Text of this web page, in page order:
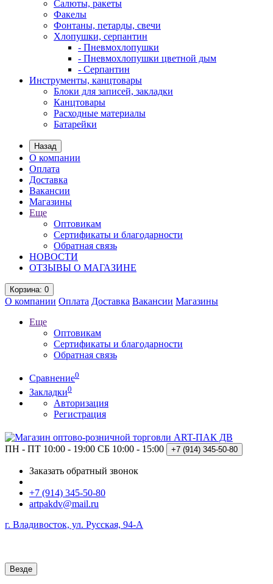
Салюты, ракеты
Факелы
Фонтаны, петарды, свечи
Хлопушки, серпантин
- Пневмохлопушки
- Пневмохлопушки цветной дым
- Серпантин
Инструменты, канцтовары
Блоки для записей, закладки
Канцтовары
Расходные материалы
Батарейки
Назад
О компании
Оплата
Доставка
Вакансии
Магазины
Еще
Оптовикам
Сертификаты и благодарности
Обратная связь
НОВОСТИ
ОТЗЫВЫ О МАГАЗИНЕ
Корзина: 0
О компании Оплата Доставка Вакансии Магазины
Еще
Оптовикам
Сертификаты и благодарности
Обратная связь
Сравнение0
Закладки0
Авторизация
Регистрация
ПН - ПТ 10:00 - 19:00 СБ 10:00 - 15:00 +7 (914) 345-50-80
Заказать обратный звонок
+7 (914) 345-50-80
artpakdv@mail.ru
г. Владивосток, ул. Русская, 94-А
Везде